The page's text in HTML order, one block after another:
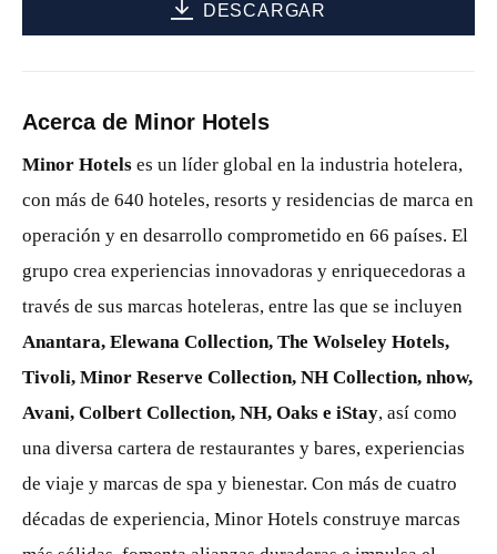
DESCARGAR
Acerca de Minor Hotels
Minor Hotels es un líder global en la industria hotelera,
con más de 640 hoteles, resorts y residencias de marca en
operación y en desarrollo comprometido en 66 países. El
grupo crea experiencias innovadoras y enriquecedoras a
través de sus marcas hoteleras, entre las que se incluyen
Anantara, Elewana Collection, The Wolseley Hotels,
Tivoli, Minor Reserve Collection, NH Collection, nhow,
Avani, Colbert Collection, NH, Oaks e iStay, así como
una diversa cartera de restaurantes y bares, experiencias
de viaje y marcas de spa y bienestar. Con más de cuatro
décadas de experiencia, Minor Hotels construye marcas